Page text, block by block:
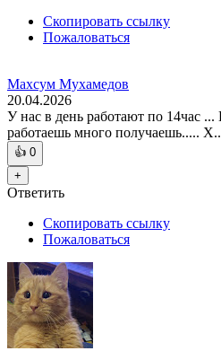
Скопировать ссылку
Пожаловаться
Махсум Мухамедов
20.04.2026
У нас в день работают по 14час
работаешь много получаешь.....
👍 0
+
Ответить
Скопировать ссылку
Пожаловаться